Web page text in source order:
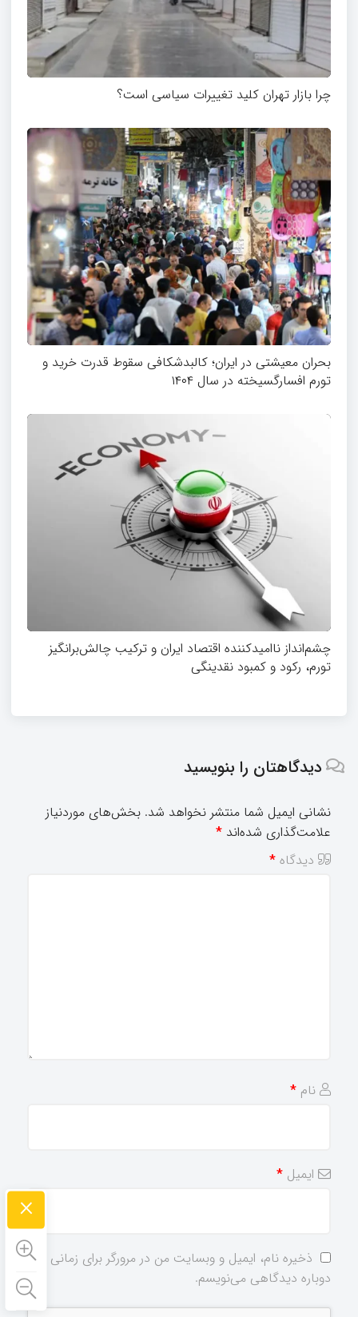
چرا بازار تهران کلید تغییرات سیاسی است؟
بحران معیشتی در ایران؛ کالبدشکافی سقوط قدرت خرید و
تورم افسارگسیخته در سال ۱۴۰۴
چشم‌انداز ناامیدکننده اقتصاد ایران و ترکیب چالش‌برانگیز
تورم، رکود و کمبود نقدینگی
دیدگاهتان را بنویسید
نشانی ایمیل شما منتشر نخواهد شد. بخش‌های موردنیاز
علامت‌گذاری شده‌اند *
دیدگاه *
نام *
ایمیل *
ذخیره نام، ایمیل و وبسایت من در مرورگر برای زمانی که
دوباره دیدگاهی می‌نویسم.
×